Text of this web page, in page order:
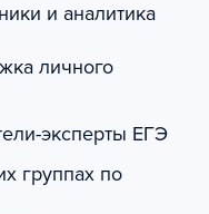
и аналитика
личного
эксперты ЕГЭ
группах по